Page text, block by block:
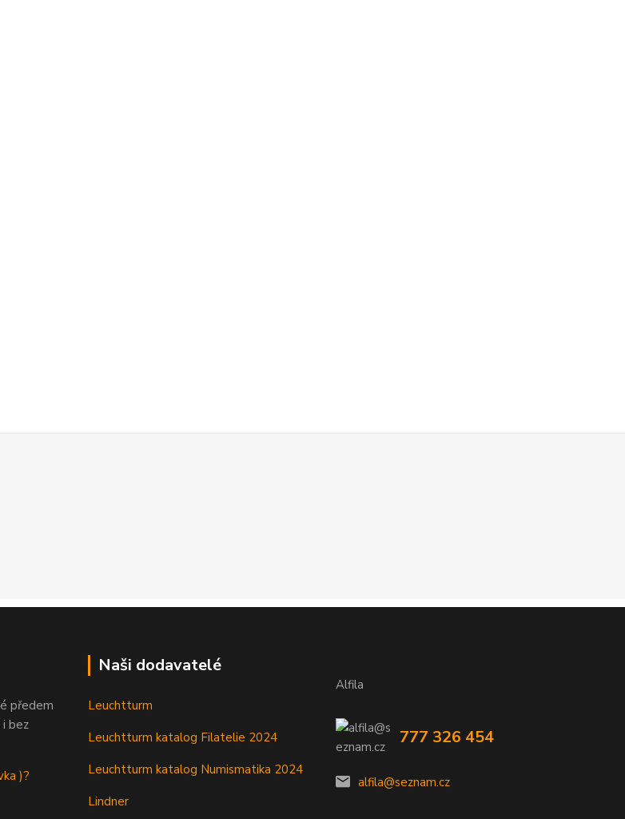
předem
bez
)?
Naši dodavatelé
Leuchtturm
Leuchtturm katalog Filatelie 2024
Leuchtturm katalog Numismatika 2024
Lindner
Alfila
777 326 454
alfila@seznam.cz